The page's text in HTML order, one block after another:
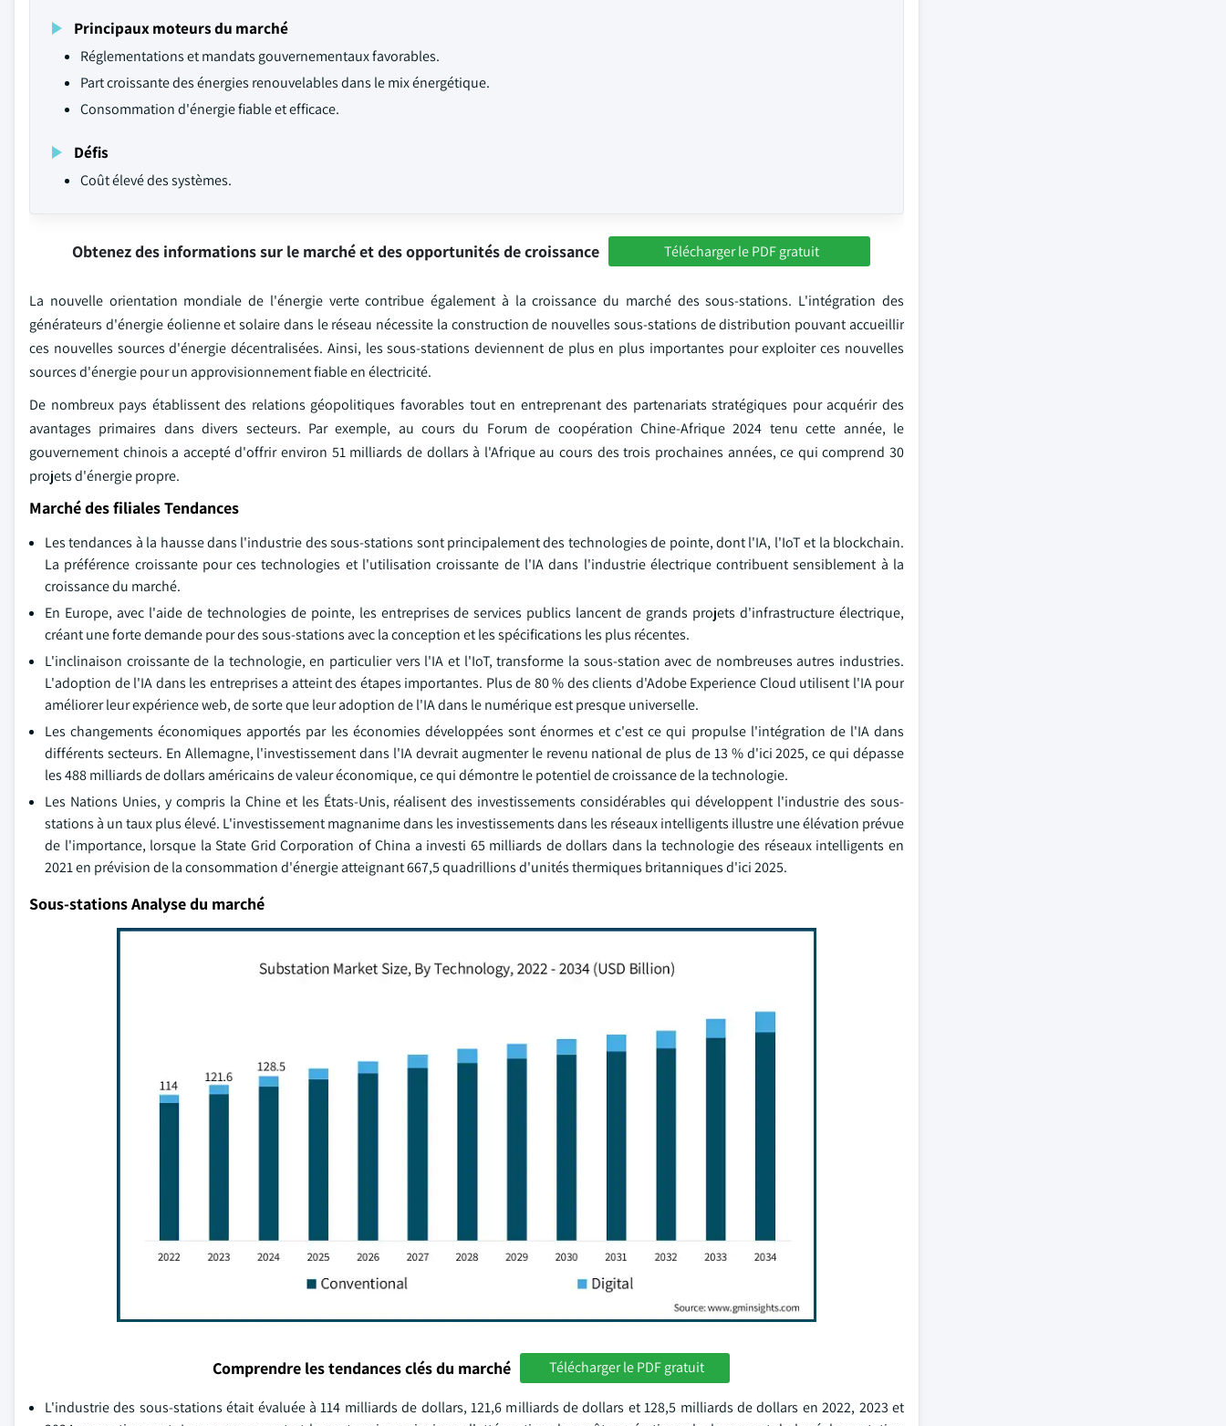
Principaux moteurs du marché
Réglementations et mandats gouvernementaux favorables.
Part croissante des énergies renouvelables dans le mix énergétique.
Consommation d'énergie fiable et efficace.
Défis
Coût élevé des systèmes.
Obtenez des informations sur le marché et des opportunités de croissance Télécharger le PDF gratuit
La nouvelle orientation mondiale de l'énergie verte contribue également à la croissance du marché des sous-stations. L'intégration des
générateurs d'énergie éolienne et solaire dans le réseau nécessite la construction de nouvelles sous-stations de distribution pouvant accueillir
ces nouvelles sources d'énergie décentralisées. Ainsi, les sous-stations deviennent de plus en plus importantes pour exploiter ces nouvelles
sources d'énergie pour un approvisionnement fiable en électricité.
De nombreux pays établissent des relations géopolitiques favorables tout en entreprenant des partenariats stratégiques pour acquérir des
avantages primaires dans divers secteurs. Par exemple, au cours du Forum de coopération Chine-Afrique 2024 tenu cette année, le
gouvernement chinois a accepté d'offrir environ 51 milliards de dollars à l'Afrique au cours des trois prochaines années, ce qui comprend 30
projets d'énergie propre.
Marché des filiales Tendances
Les tendances à la hausse dans l'industrie des sous-stations sont principalement des technologies de pointe, dont l'IA, l'IoT et la blockchain.
La préférence croissante pour ces technologies et l'utilisation croissante de l'IA dans l'industrie électrique contribuent sensiblement à la
croissance du marché.
En Europe, avec l'aide de technologies de pointe, les entreprises de services publics lancent de grands projets d'infrastructure électrique,
créant une forte demande pour des sous-stations avec la conception et les spécifications les plus récentes.
L'inclinaison croissante de la technologie, en particulier vers l'IA et l'IoT, transforme la sous-station avec de nombreuses autres industries.
L'adoption de l'IA dans les entreprises a atteint des étapes importantes. Plus de 80 % des clients d'Adobe Experience Cloud utilisent l'IA pour
améliorer leur expérience web, de sorte que leur adoption de l'IA dans le numérique est presque universelle.
Les changements économiques apportés par les économies développées sont énormes et c'est ce qui propulse l'intégration de l'IA dans
différents secteurs. En Allemagne, l'investissement dans l'IA devrait augmenter le revenu national de plus de 13 % d'ici 2025, ce qui dépasse
les 488 milliards de dollars américains de valeur économique, ce qui démontre le potentiel de croissance de la technologie.
Les Nations Unies, y compris la Chine et les États-Unis, réalisent des investissements considérables qui développent l'industrie des sous-
stations à un taux plus élevé. L'investissement magnanime dans les investissements dans les réseaux intelligents illustre une élévation prévue
de l'importance, lorsque la State Grid Corporation of China a investi 65 milliards de dollars dans la technologie des réseaux intelligents en
2021 en prévision de la consommation d'énergie atteignant 667,5 quadrillions d'unités thermiques britanniques d'ici 2025.
Sous-stations Analyse du marché
Comprendre les tendances clés du marché Télécharger le PDF gratuit
L'industrie des sous-stations était évaluée à 114 milliards de dollars, 121,6 milliards de dollars et 128,5 milliards de dollars en 2022, 2023 et